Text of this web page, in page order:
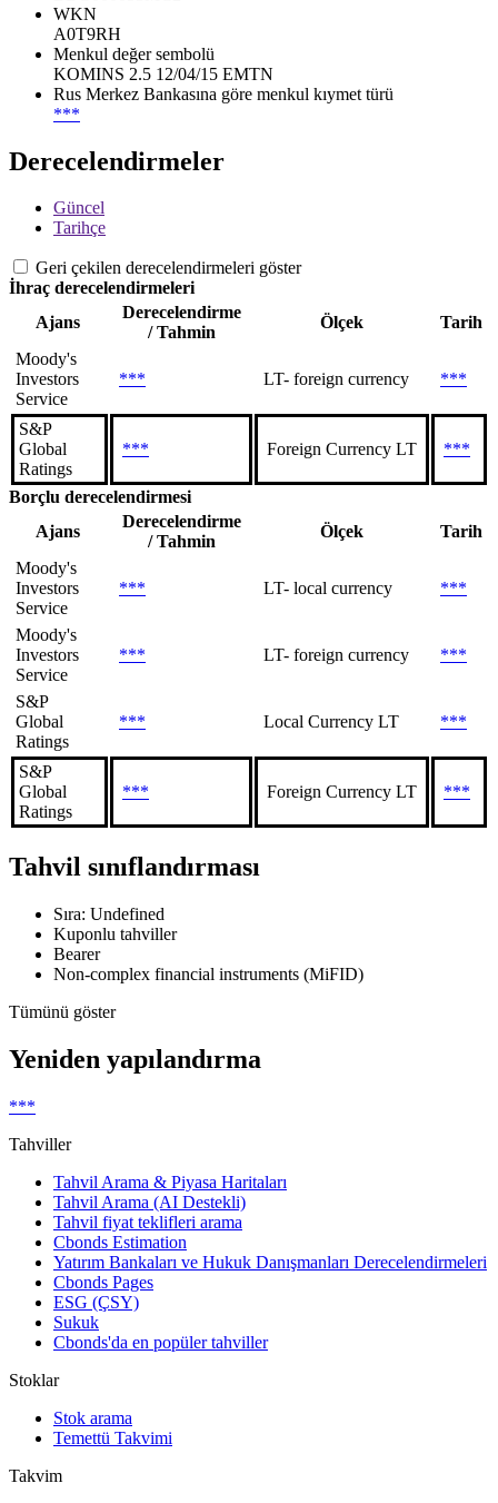
WKN
A0T9RH
Menkul değer sembolü
KOMINS 2.5 12/04/15 EMTN
Rus Merkez Bankasına göre menkul kıymet türü
***
Derecelendirmeler
Güncel
Tarihçe
Geri çekilen derecelendirmeleri göster
İhraç derecelendirmeleri
Ajans
Derecelendirme
/ Tahmin
Ölçek
Tarih
Moody's
Investors
Service
*** LT- foreign currency ***
S&P
Global
Ratings
*** Foreign Currency LT ***
Borçlu derecelendirmesi
Ajans
Derecelendirme
/ Tahmin
Ölçek
Tarih
Moody's
Investors
Service
*** LT- local currency ***
Moody's
Investors
Service
*** LT- foreign currency ***
S&P
Global
Ratings
*** Local Currency LT ***
S&P
Global
Ratings
*** Foreign Currency LT ***
Tahvil sınıflandırması
Sıra: Undefined
Kuponlu tahviller
Bearer
Non-complex financial instruments (MiFID)
Tümünü göster
Yeniden yapılandırma
***
Tahviller
Tahvil Arama & Piyasa Haritaları
Tahvil Arama (AI Destekli)
Tahvil fiyat teklifleri arama
Cbonds Estimation
Yatırım Bankaları ve Hukuk Danışmanları Derecelendirmeleri
Cbonds Pages
ESG (ÇSY)
Sukuk
Cbonds'da en popüler tahviller
Stoklar
Stok arama
Temettü Takvimi
Takvim